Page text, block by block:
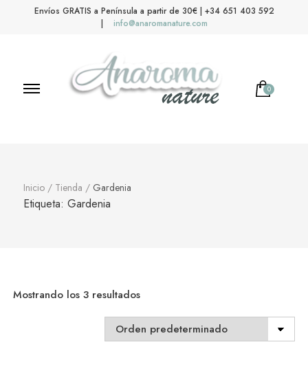
Envíos GRATIS a Península a partir de 30€ | +34 651 403 592
|
info@anaromanature.com
0
Inicio / Tienda / Gardenia
Etiqueta: Gardenia
Mostrando los 3 resultados